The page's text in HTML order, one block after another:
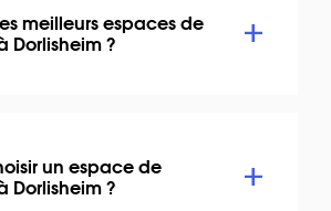
meilleurs espaces de
Dorlisheim ?
un espace de
Dorlisheim ?